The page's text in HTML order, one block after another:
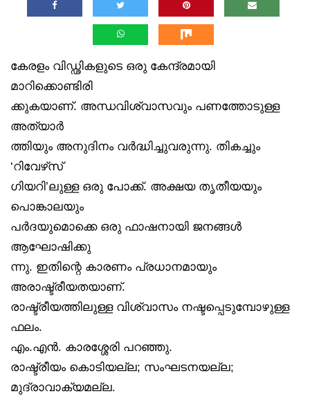
കേരളം വിഡ്ഢികളുടെ ഒരു കേന്ദ്രമായി
മാറിക്കൊണ്ടിരി
ക്കുകയാണ്. അന്ധവിശ്വാസവും പണത്തോടുള്ള
അത്യാർ
ത്തിയും അനുദിനം വർദ്ധിച്ചുവരുന്നു. തികച്ചും
‘റിവേഴ്‌സ്
ഗിയറി’ലുള്ള ഒരു പോക്ക്. അക്ഷയ തൃതീയയും
പൊങ്കാലയും
പർദയുമൊക്കെ ഒരു ഫാഷനായി ജനങ്ങൾ
ആഘോഷിക്കു
ന്നു. ഇതിന്റെ കാരണം പ്രധാനമായും
അരാഷ്ട്രീയതയാണ്.
രാഷ്ട്രീയത്തിലുള്ള വിശ്വാസം നഷ്ടപ്പെടുമ്പോഴുള്ള
ഫലം.
എം.എൻ. കാരശ്ശേരി പറഞ്ഞു.
രാഷ്ട്രീയം കൊടിയല്ല; സംഘടനയല്ല;
മുദ്രാവാക്യമല്ല.